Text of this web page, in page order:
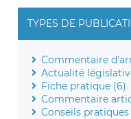
TYPES DE
Commentaire
Actualité
Fiche pratique (6)
Commentaire
Conseils pratiques